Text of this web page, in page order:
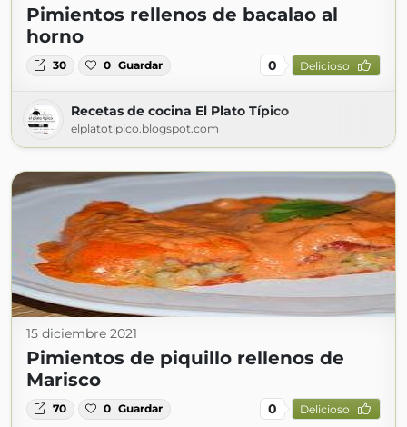
Pimientos rellenos de bacalao al
horno
30 0 Guardar 0 Delicioso
Recetas de cocina El Plato Típico
elplatotipico.blogspot.com
15 diciembre 2021
Pimientos de piquillo rellenos de
Marisco
70 0 Guardar 0 Delicioso